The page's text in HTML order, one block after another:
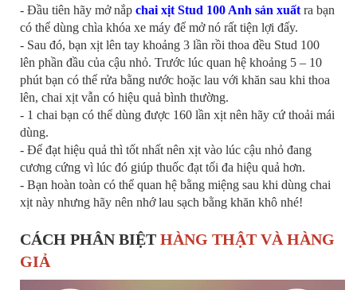
- Đầu tiên hãy mở nắp chai xịt Stud 100 Anh sản xuất ra bạn
có thể dùng chìa khóa xe máy để mở nó rất tiện lợi đấy.
- Sau đó, bạn xịt lên tay khoảng 3 lần rồi thoa đều Stud 100
lên phần đầu của cậu nhỏ. Trước lúc quan hệ khoảng 5 – 10
phút bạn có thể rửa bằng nước hoặc lau với khăn sau khi thoa
lên, chai xịt vẫn có hiệu quả bình thường.
- 1 chai bạn có thể dùng được 160 lần xịt nên hãy cứ thoải mái
dùng.
- Để đạt hiệu quả thì tốt nhất nên xịt vào lúc cậu nhỏ đang
cương cứng vì lúc đó giúp thuốc đạt tối đa hiệu quả hơn.
- Bạn hoàn toàn có thể quan hệ bằng miệng sau khi dùng chai
xịt này nhưng hãy nên nhớ lau sạch bằng khăn khô nhé!
CÁCH PHÂN BIỆT HÀNG THẬT VÀ HÀNG
GIẢ